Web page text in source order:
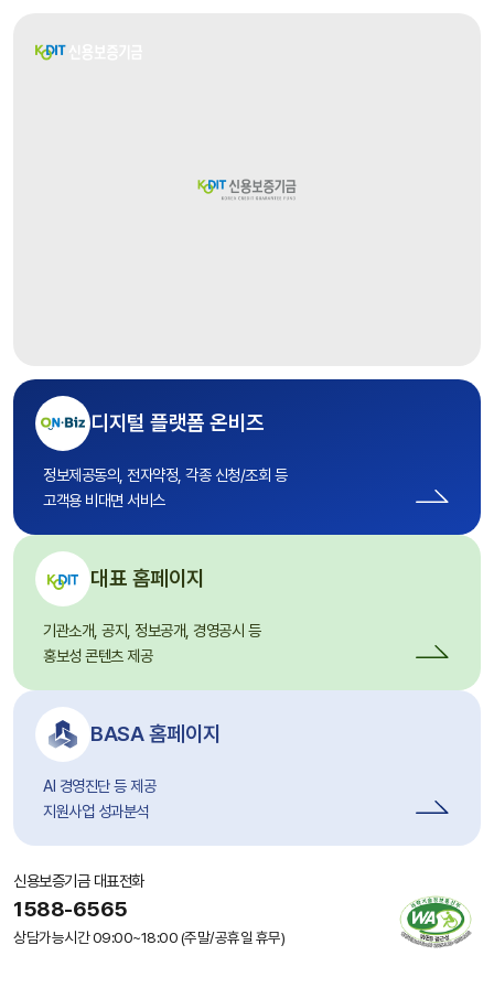
디지털 플랫폼 온비즈
정보제공동의, 전자약정, 각종 신청/조회 등
고객용 비대면 서비스
대표 홈페이지
기관소개, 공지, 정보공개, 경영공시 등
홍보성 콘텐츠 제공
BASA 홈페이지
AI 경영진단 등 제공
지원사업 성과분석
신용보증기금 대표전화
1588-6565
상담가능시간09:00~18:00 (주말/공휴일 휴무)